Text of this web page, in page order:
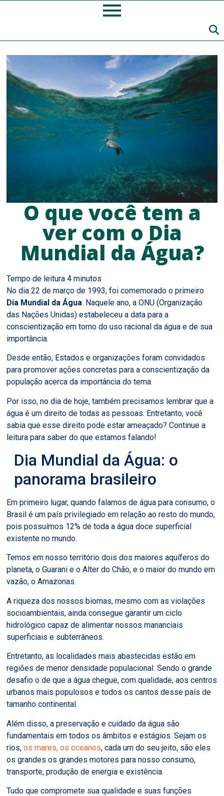
O que você tem a
ver com o Dia
Mundial da Água?
No dia 22 de março de 1993, foi comemorado o primeiro
Dia Mundial da Água. Naquele ano, a ONU (Organização
das Nações Unidas) estabeleceu a data para a
conscientização em torno do uso racional da água e de sua
importância.
Desde então, Estados e organizações foram convidados
para promover ações concretas para a conscientização da
população acerca da importância do tema.
Por isso, no dia de hoje, também precisamos lembrar que a
água é um direito de todas as pessoas. Entretanto, você
sabia que esse direito pode estar ameaçado? Continue a
leitura para saber do que estamos falando!
Dia Mundial da Água: o
panorama brasileiro
Em primeiro lugar, quando falamos de água para consumo, o
Brasil é um país privilegiado em relação ao resto do mundo,
pois possuímos 12% de toda a água doce superficial
existente no mundo.
Temos em nosso território dois dos maiores aquíferos do
planeta, o Guarani e o Alter do Chão, e o maior do mundo em
vazão, o Amazonas.
A riqueza dos nossos biomas, mesmo com as violações
socioambientais, ainda consegue garantir um ciclo
hidrológico capaz de alimentar nossos mananciais
superficiais e subterrâneos.
Entretanto, as localidades mais abastecidas estão em
regiões de menor densidade populacional. Sendo o grande
desafio o de que a água chegue, com qualidade, aos centros
urbanos mais populosos e todos os cantos desse país de
tamanho continental.
Além disso, a preservação e cuidado da água são
fundamentais em todos os âmbitos e estágios. Sejam os
rios,os mares, os oceanos, cada um do seu jeito, são eles
os grandes os grandes motores para nosso consumo,
transporte, produção de energia e existência.
Tudo que compromete sua qualidade e suas funções